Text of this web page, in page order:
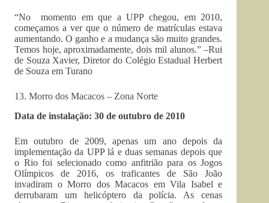
“No momento em que a UPP chegou, em 2010,
começamos a ver que o número de matrículas estava
aumentando. O ganho e a mudança são muito grandes.
Temos hoje, aproximadamente, dois mil alunos.” –Rui
de Souza Xavier, Diretor do Colégio Estadual Herbert
de Souza em Turano
13. Morro dos Macacos – Zona Norte
Data de instalação: 30 de outubro de 2010
Em outubro de 2009, apenas um ano depois da
implementação da UPP lá e duas semanas depois que
o Rio foi selecionado como anfitrião para os Jogos
Olímpicos de 2016, os traficantes de São João
invadiram o Morro dos Macacos em Vila Isabel e
derrubaram um helicóptero da polícia. As cenas